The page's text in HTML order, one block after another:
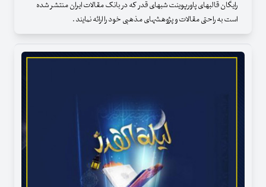
رایگان قالبهای پاورپوینت شبهای قدر که در بانک مقالات ایران منتشر شده
است به راحتی مقالات و پژوهشهای مذهبی خود را ارائه نمایند .